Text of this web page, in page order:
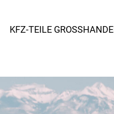
KFZ-TEILE GROSSHANDEL